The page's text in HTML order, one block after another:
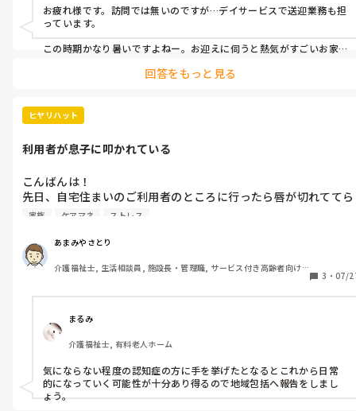
お疲れ様です。訪問では無いのですが…デイサービスで送迎業務も担
っています。
この時期かなり暑いですよねー。お迎えに伺うと熱気がすごいお家
ち込みの許可をもらってます。(もちろんご利用者様の前では飲みま
回答をもっと見る
ヒヤリハット
利用者が息子に叩かれている
こんばんは！
先日、自宅住まいのご利用者のところに行ったら唇が切れててら
「あれ⁉︎」って思ったら、同居の息子さんが「ついイラっとして
日常的ではないようですが、介護疲れのようで、何かいい方法は
ないでしょうか？
家族 ケアマネ ストレス
あまみやさとり
介護福祉士, 生活相談員, 施設長・管理職, サービス付き高齢者向け
3 ・ 07/
まるみ
介護福祉士, 有料老人ホーム
気にならない程度の認知症の方に手を挙げたとなるとこれから日常
的になっていく可能性が十分あり得るので地域包括へ報告をしまし
ょう。